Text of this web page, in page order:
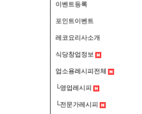
이벤트등록
포인트이벤트
레코요리사소개
식당창업정보
업소용레시피전체
└영업레시피
└전문가레시피